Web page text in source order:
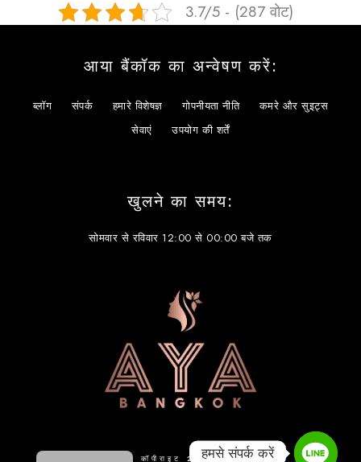
3.7/5 - (287 वोट)
आया बैंकॉक का अन्वेषण करें:
ब्लॉग संपर्क हमारे विशेषज्ञ गोपनीयता नीति
कमरे और सुइट्स
सेवाएं
उपयोग की शर्तें
खुलने का समय:
सोमवार से रविवार 12:00 से 00:00 बजे तक
कॉपीराइट 2026हमसे संपर्क करें